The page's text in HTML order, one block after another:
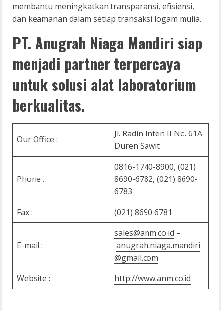
membantu meningkatkan transparansi, efisiensi,
dan keamanan dalam setiap transaksi logam mulia.
PT. Anugrah Niaga Mandiri siap
menjadi partner terpercaya
untuk solusi alat laboratorium
berkualitas.
Our Office :
Jl. Radin Inten II No. 61A
Duren Sawit
Phone :
0816-1740-8900, (021)
8690-6782, (021) 8690-
6783
Fax :
(021) 8690 6781
E-mail :
sales@anm.co.id –
anugrah.niaga.mandiri
@gmail.com
Website :
http://www.anm.co.id